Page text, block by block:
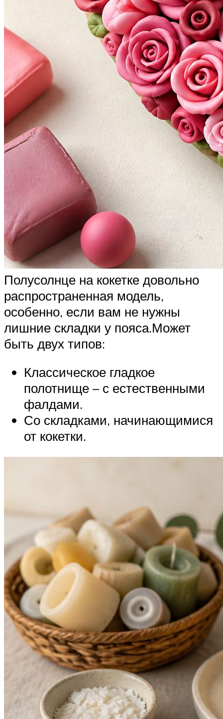
Полусолнце на кокетке довольно
распространенная модель,
особенно, если вам не нужны
лишние складки у пояса.Может
быть двух типов:
Классическое гладкое
полотнище – с естественными
фалдами.
Со складками, начинающимися
от кокетки.